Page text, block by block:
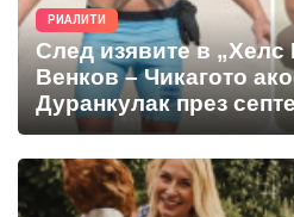
РИАЛИТИ
След изявите в „Хелс
Венков – Чикагото
Дуранкулак през